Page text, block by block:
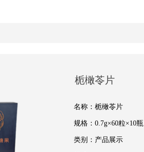
栀橄苓片
名称：栀橄苓片
规格：0.7g×60粒×10瓶
类别：产品展示